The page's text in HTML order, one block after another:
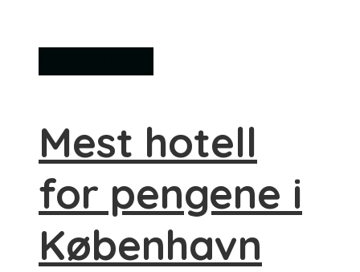
Mest hotell
for pengene i
København